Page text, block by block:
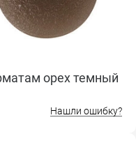
орех темный
Нашли ошибку?